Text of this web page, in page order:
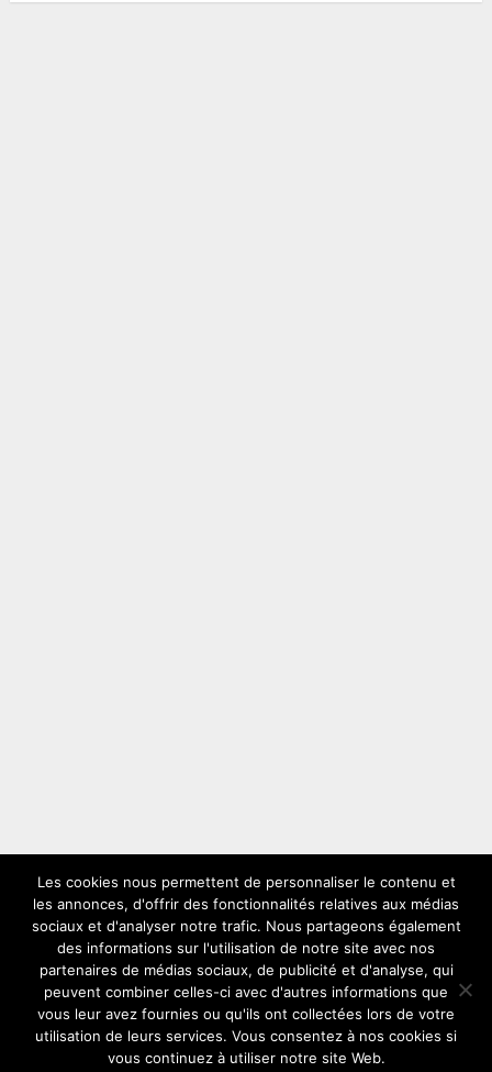
LES PLUS VUS
Copyright © 2026SolexComment choisir son solex ideal
Les cookies nous permettent de personnaliser le contenu et
les annonces, d'offrir des fonctionnalités relatives aux médias
sociaux et d'analyser notre trafic. Nous partageons également
des informations sur l'utilisation de notre site avec nos
partenaires de médias sociaux, de publicité et d'analyse, qui
peuvent combiner celles-ci avec d'autres informations que
vous leur avez fournies ou qu'ils ont collectées lors de votre
utilisation de leurs services. Vous consentez à nos cookies si
vous continuez à utiliser notre site Web.